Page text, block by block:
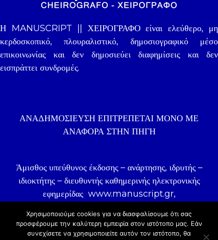
Η MANUSCRIPT || ΧΕΙΡΟΓΡΑΦΟ είναι ελεύθερο, μη
κερδοσκοπικό, πλουραλιστικό, δημοσιογραφικό μέσο
επικοινωνίας και δεν δημοσιεύει διαφημίσεις και δεν
εισπράττει συνδρομές.
ΑΝΑΔΗΜΟΣΊΕΥΣΗ ΕΠΙΤΡΈΠΕΤΑΙ ΜΌΝΟ ΜΕ
ΑΝΑΦΟΡΑ ΣΤΗΝ ΠΗΓΉ
Άμισθος υπεύθυνος έκδοσης – ανάρτησης, ιδρυτής –
ιδιοκτήτης – διευθυντής καθημερινής ηλεκτρονικής
εφημερίδας www.manuscript.gr,
Χρησιμοποιούμε cookies για να διασφαλίσουμε ότι σας
προσφέρουμε την καλύτερη εμπειρία στον ιστότοπo μας. Εάν
συνεχίσετε να χρησιμοποιείτε αυτόν τον ιστότοπο, θα